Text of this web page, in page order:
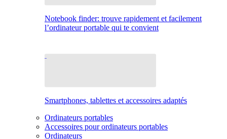
Notebook finder: trouve rapidement et facilement
l’ordinateur portable qui te convient
Smartphones, tablettes et accessoires adaptés
Ordinateurs portables
Accessoires pour ordinateurs portables
Ordinateurs